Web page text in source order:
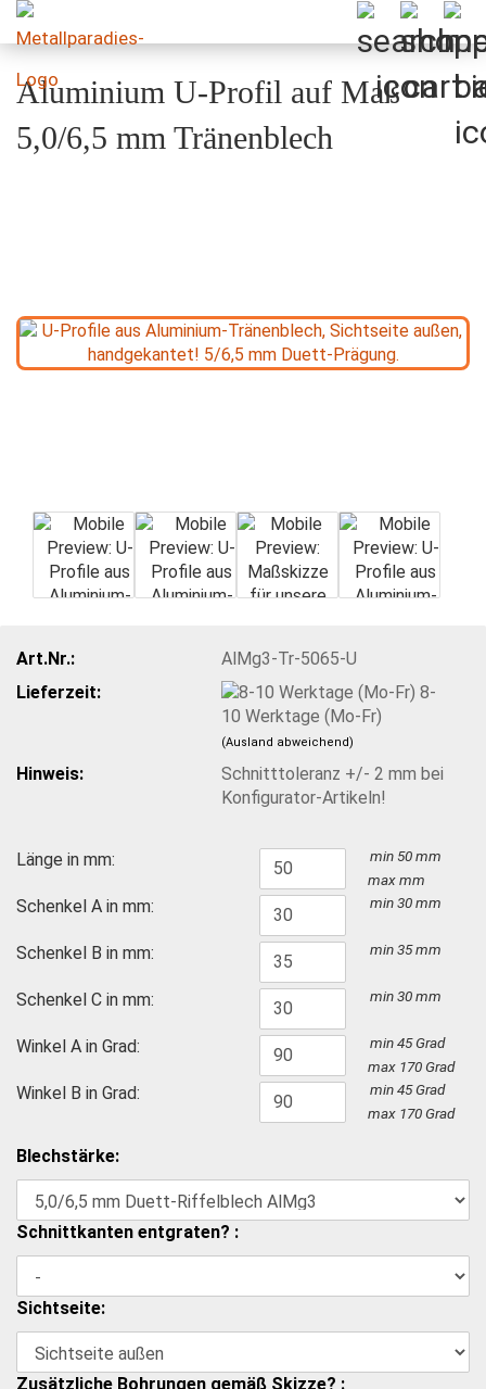
Aluminium U-Profil auf Maß
5,0/6,5 mm Tränenblech
Art.Nr.:
AlMg3-Tr-5065-U
Lieferzeit:
8-
10 Werktage (Mo-Fr)
(Ausland abweichend)
Hinweis:
Schnitttoleranz +/- 2 mm bei
Konfigurator-Artikeln!
Länge in mm:
min 50 mm
maxmm
Schenkel A in mm: min 30 mm
Schenkel B in mm: min 35 mm
Schenkel C in mm: min 30 mm
Winkel A in Grad:
min 45 Grad
max 170 Grad
Winkel B in Grad:
min 45 Grad
max 170 Grad
Blechstärke:
Schnittkanten entgraten? :
Sichtseite:
Zusätzliche Bohrungen gemäß Skizze? :